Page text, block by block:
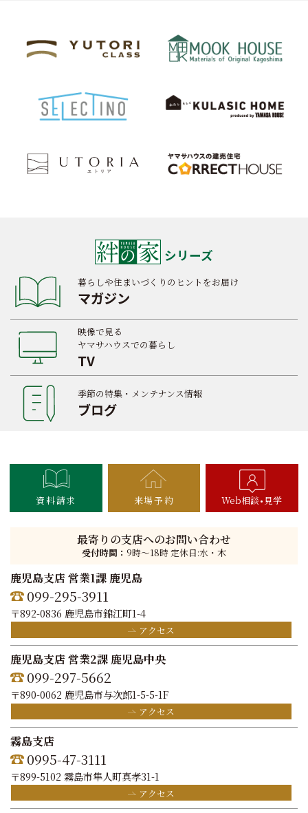
シリーズ
暮らしや住まいづくりのヒントをお届け
マガジン
映像で見る
ヤマサハウスでの暮らし
TV
季節の特集・メンテナンス情報
ブログ
資料請求 来場予約 Web相談 見学
最寄りの支店へのお問い合わせ
受付時間： 9時〜18時 定休日:水・木
鹿児島支店 営業1課 鹿児島
099-295-3911
〒892-0836 鹿児島市錦江町1-4
アクセス
鹿児島支店 営業2課 鹿児島中央
099-297-5662
〒890-0062 鹿児島市与次郎1-5-5-1F
アクセス
霧島支店
0995-47-3111
〒899-5102 霧島市隼人町真孝31-1
アクセス